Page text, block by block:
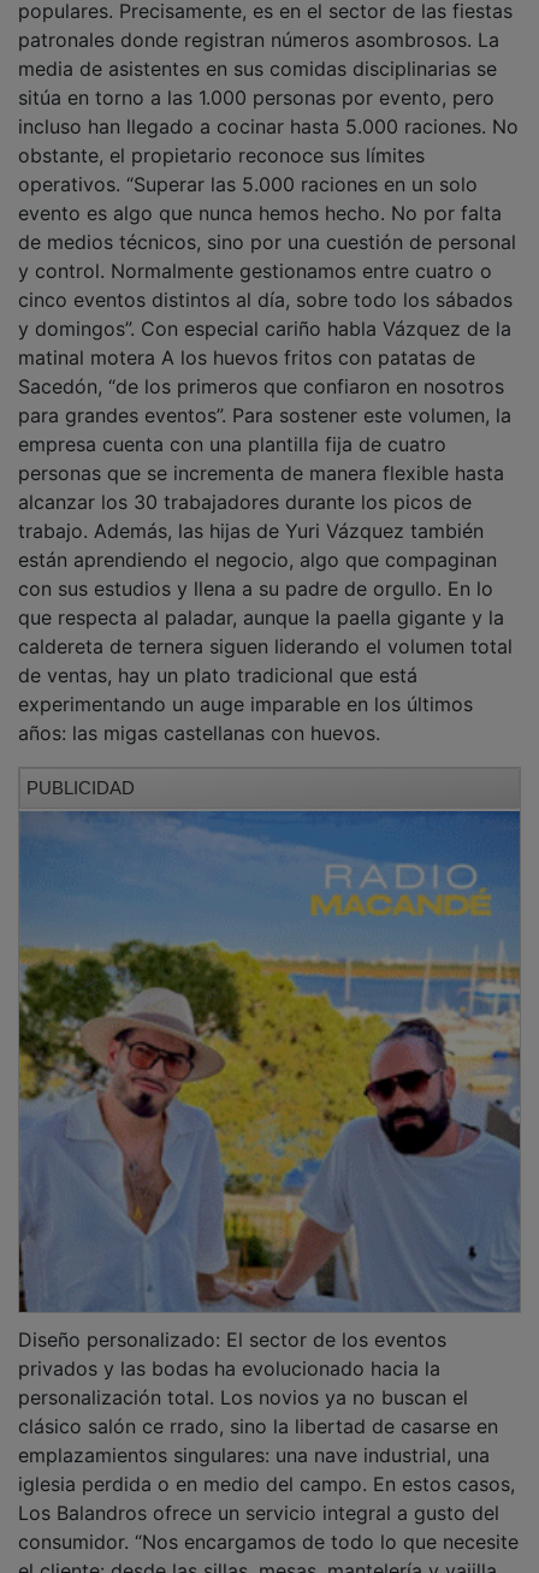
patronales donde registran números asombrosos. La
media de asistentes en sus comidas disciplinarias se
sitúa en torno a las 1.000 personas por evento, pero
incluso han llegado a cocinar hasta 5.000 raciones. No
obstante, el propietario reconoce sus límites
operativos. “Superar las 5.000 raciones en un solo
evento es algo que nunca hemos hecho. No por falta
de medios técnicos, sino por una cuestión de personal
y control. Normalmente gestionamos entre cuatro o
cinco eventos distintos al día, sobre todo los sábados
y domingos”. Con especial cariño habla Vázquez de la
matinal motera A los huevos fritos con patatas de
Sacedón, “de los primeros que confiaron en nosotros
para grandes eventos”. Para sostener este volumen, la
empresa cuenta con una plantilla fija de cuatro
personas que se incrementa de manera flexible hasta
alcanzar los 30 trabajadores durante los picos de
trabajo. Además, las hijas de Yuri Vázquez también
están aprendiendo el negocio, algo que compaginan
con sus estudios y llena a su padre de orgullo. En lo
que respecta al paladar, aunque la paella gigante y la
caldereta de ternera siguen liderando el volumen total
de ventas, hay un plato tradicional que está
experimentando un auge imparable en los últimos
años: las migas castellanas con huevos.
privados y las bodas ha evolucionado hacia la
personalización total. Los novios ya no buscan el
clásico salón ce rrado, sino la libertad de casarse en
emplazamientos singulares: una nave industrial, una
iglesia perdida o en medio del campo. En estos casos,
Los Balandros ofrece un servicio integral a gusto del
consumidor. “Nos encargamos de todo lo que necesite
el cliente: desde las sillas, mesas, mantelería y vajilla,